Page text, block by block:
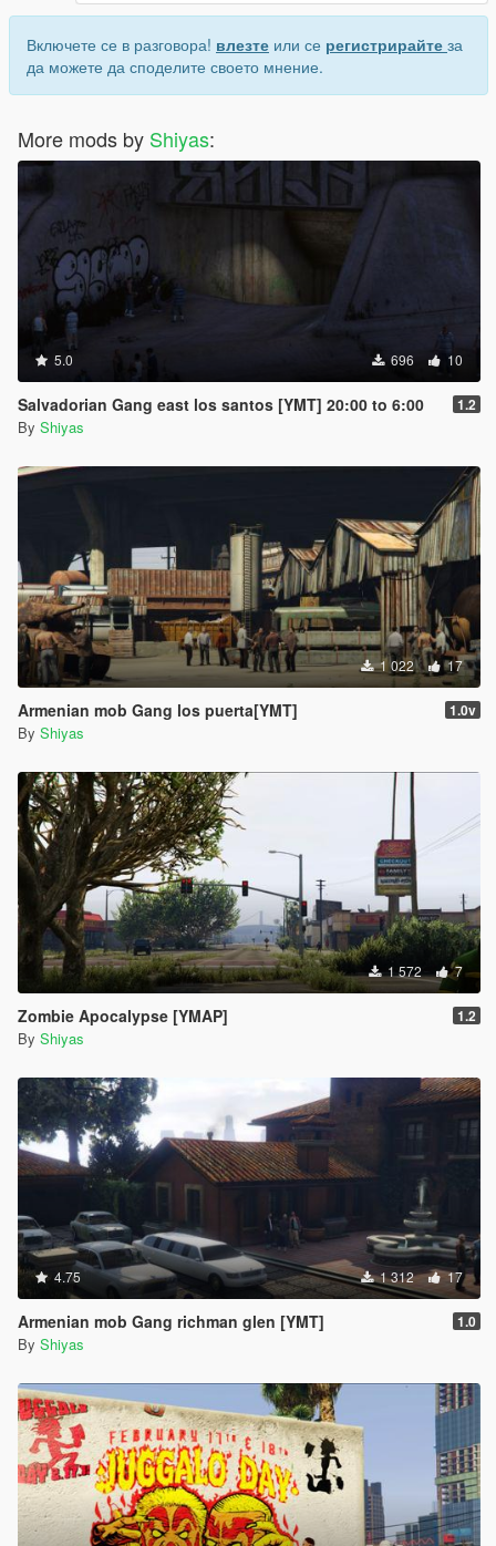
Включете се в разговора! влезте или се регистрирайте за
да можете да споделите своето мнение.
More mods by Shiyas:
5.0 696 10
Salvadorian Gang east los santos [YMT] 20:00 to 6:00 1.2
By Shiyas
1 022 17
Armenian mob Gang los puerta[YMT] 1.0v
By Shiyas
1 572 7
Zombie Apocalypse [YMAP] 1.2
By Shiyas
4.75 1 312 17
Armenian mob Gang richman glen [YMT] 1.0
By Shiyas